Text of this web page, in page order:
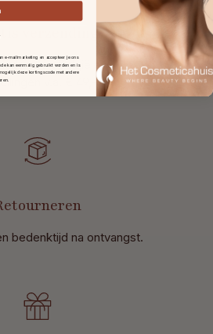
verzending
en België bij
v.a. € 49,-.
bedenktijd na ontvangst.
e-mailmarketing en accepteer je ons
kan eenmalig gebruikt worden en is
deze kortingscode met andere